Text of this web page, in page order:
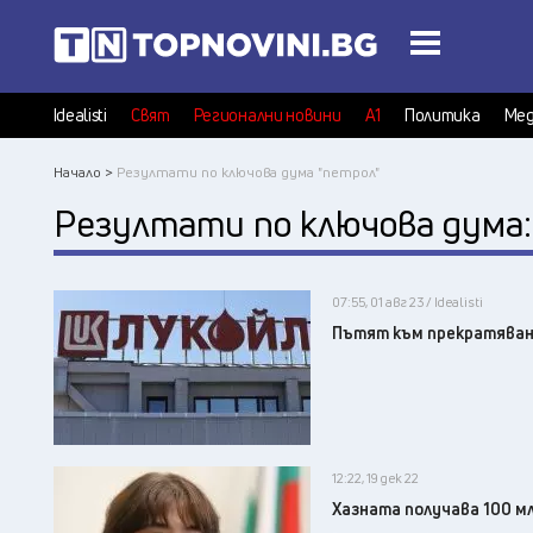
Idealisti Свят Регионални новини А1 Политика
Начало > Резултати по ключова дума "петрол"
Резултати по ключова дума:
07:55, 01 авг 23 / Idealisti
Пътят към
12:22, 19 дек 22
Хазната получава 100